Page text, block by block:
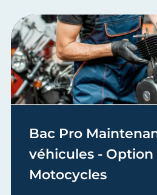
Bac Pro
véhicules - Option
Motocycles